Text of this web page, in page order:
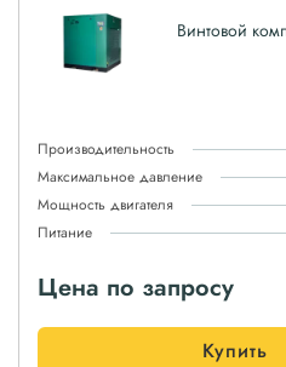
Винтовой
Производительность
Максимальное давление
Мощность двигателя
Питание
Цена по запросу
Купить